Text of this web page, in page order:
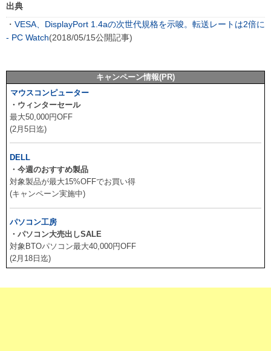
出典
・ VESA、DisplayPort 1.4aの次世代規格を示唆。転送レートは2倍に
- PC Watch(2018/05/15公開記事)
キャンペーン情報(PR)
マウスコンピューター
・ウィンターセール
最大50,000円OFF
(2月5日迄)
DELL
・今週のおすすめ製品
対象製品が最大15%OFFでお買い得
(キャンペーン実施中)
パソコン工房
・パソコン大売出しSALE
対象BTOパソコン最大40,000円OFF
(2月18日迄)